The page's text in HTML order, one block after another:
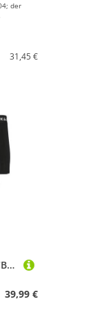
der
31,45 €
Jack & Jones Boxershorts JACBLACK FRIDAY TRUNKS 5er Pack (1-St) mit Logo Webbund
39,99 €